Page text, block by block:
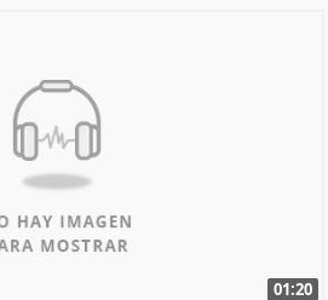
01:20